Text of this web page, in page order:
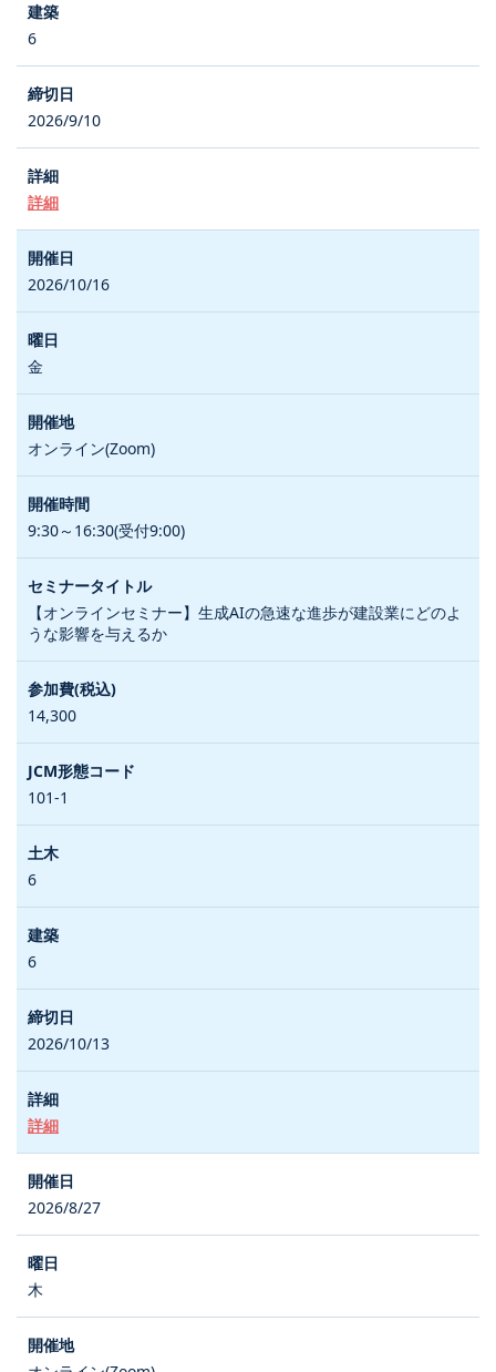
6
2026/9/10
詳細
2026/10/16
金
オンライン(Zoom)
9:30～16:30(受付9:00)
【オンラインセミナー】生成AIの急速な進歩が建設業にどのよ
うな影響を与えるか
14,300
101-1
6
6
2026/10/13
詳細
2026/8/27
木